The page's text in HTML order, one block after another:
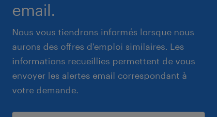
email.
Nous vous tiendrons informés lorsque nous
aurons des offres d'emploi similaires. Les
informations recueillies permettent de vous
envoyer les alertes email correspondant à
votre demande.